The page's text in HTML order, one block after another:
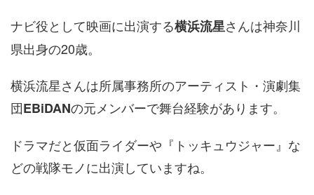
ナビ役として映画に出演する横浜流星さんは神奈川
県出身の20歳。
横浜流星さんは所属事務所のアーティスト・演劇集
団EBiDANの元メンバーで舞台経験があります。
ドラマだと仮面ライダーや『トッキュウジャー』な
どの戦隊モノに出演していますね。